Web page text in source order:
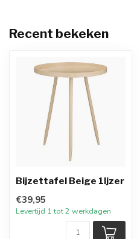
Recent bekeken
Bijzettafel Beige 1Ijzer
€39,95
Levertijd 1 tot 2 werkdagen